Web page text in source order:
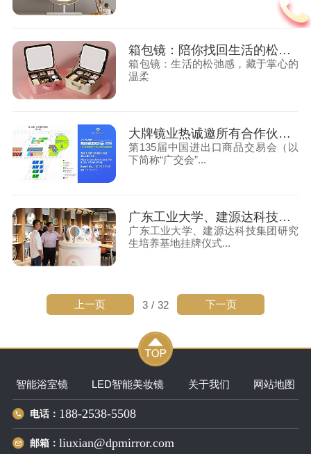
箱包镜：陪你找回生活的松弛感
箱包镜：生活的松弛感，藏于掌心的
温柔
大牌镜业热诚邀所有合作伙伴及各位业界同仁莅临135届广交会展位
第135届中国进出口商品交易会（以
下简称“广交会”...
广东工业大学、建源达科技集团——研究生培养基地挂牌
广东工业大学、建源达科技集团研究
生培养基地挂牌仪式...
3 / 32
上一页 下一页
智能浴室镜 LED智能美妆镜 关于我们 网站地图
电话： 188-2538-5508
邮箱： liuxian@dpmirror.com